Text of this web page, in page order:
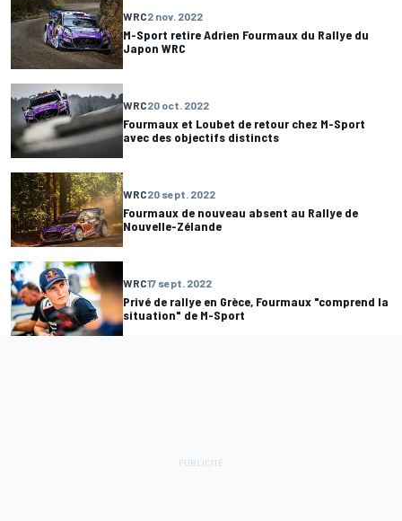
WRC2 nov. 2022
M-Sport retire Adrien Fourmaux du Rallye du
Japon WRC
WRC20 oct. 2022
Fourmaux et Loubet de retour chez M-Sport
avec des objectifs distincts
WRC20 sept. 2022
Fourmaux de nouveau absent au Rallye de
Nouvelle-Zélande
WRC17 sept. 2022
Privé de rallye en Grèce, Fourmaux "comprend la
situation" de M-Sport